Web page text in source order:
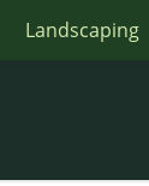
Landscaping